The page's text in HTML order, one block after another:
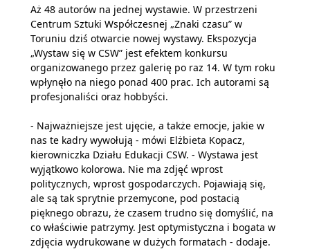
Aż 48 autorów na jednej wystawie. W przestrzeni
Centrum Sztuki Współczesnej „Znaki czasu” w
Toruniu dziś otwarcie nowej wystawy. Ekspozycja
„Wystaw się w CSW” jest efektem konkursu
organizowanego przez galerię po raz 14. W tym roku
wpłynęło na niego ponad 400 prac. Ich autorami są
profesjonaliści oraz hobbyści.
- Najważniejsze jest ujęcie, a także emocje, jakie w
nas te kadry wywołują - mówi Elżbieta Kopacz,
kierowniczka Działu Edukacji CSW. - Wystawa jest
wyjątkowo kolorowa. Nie ma zdjęć wprost
politycznych, wprost gospodarczych. Pojawiają się,
ale są tak sprytnie przemycone, pod postacią
pięknego obrazu, że czasem trudno się domyślić, na
co właściwie patrzymy. Jest optymistyczna i bogata w
zdjęcia wydrukowane w dużych formatach - dodaje.